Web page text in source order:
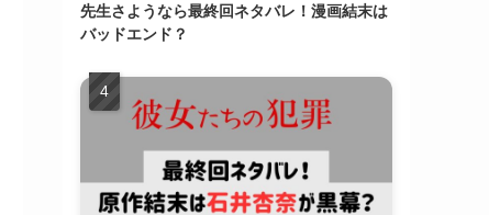
先生さようなら最終回ネタバレ！漫画結末は
バッドエンド？